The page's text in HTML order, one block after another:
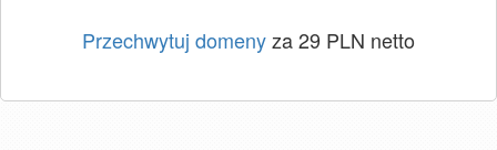
Przechwytuj domenyza 29 PLN netto